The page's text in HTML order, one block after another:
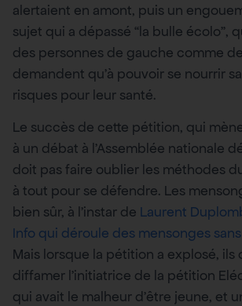
alertaient en amont, puis un
sujet qui a dépassé “la bulle écolo”,
des personnes de gauche comme
demandent qu’à pouvoir se nourrir
risques pour leur santé.
Le succès de cette pétition, qui
à un débat à l’Assemblée nationale
doit pas faire oublier les méthodes
à tout pour se défendre. Les
bien sûr, à l’instar de Laurent
Info qui déroule des mensonges
Mais lorsque la pétition a explosé, ils
diffamer l’initiatrice de la pétition
qui avait le malheur d’être jeune, et